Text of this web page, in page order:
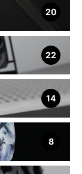
20
22
14
8